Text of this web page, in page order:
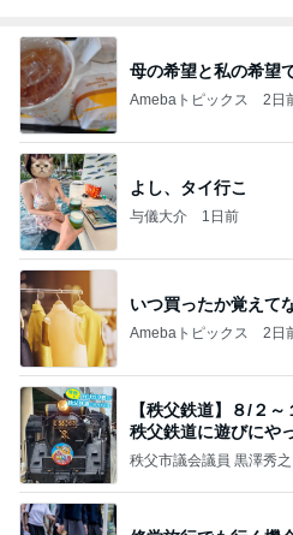
母の希望と私の希望
Amebaトピックス 2日
よし、タイ行こ
与儀大介 1日前
いつ買ったか覚えて
Amebaトピックス 2日
【秩父鉄道】８/２
秩父鉄道に遊びにや
秩父市議会議員 黒澤秀